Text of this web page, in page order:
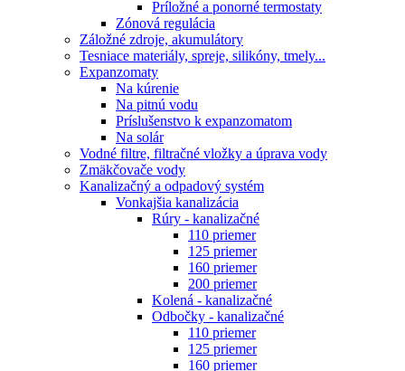
Príložné a ponorné termostaty
Zónová regulácia
Záložné zdroje, akumulátory
Tesniace materiály, spreje, silikóny, tmely...
Expanzomaty
Na kúrenie
Na pitnú vodu
Príslušenstvo k expanzomatom
Na solár
Vodné filtre, filtračné vložky a úprava vody
Zmäkčovače vody
Kanalizačný a odpadový systém
Vonkajšia kanalizácia
Rúry - kanalizačné
110 priemer
125 priemer
160 priemer
200 priemer
Kolená - kanalizačné
Odbočky - kanalizačné
110 priemer
125 priemer
160 priemer